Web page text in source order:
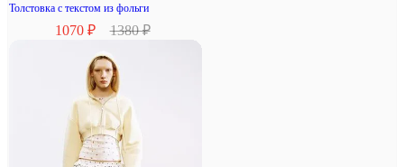
Толстовка с текстом из фольги
1070 ₽ 1380 ₽